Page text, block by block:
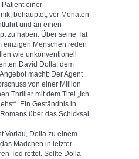
Patient einer
behauptet, vor Monaten
und an einen
zu haben. Über seine Tat
einzigen Menschen reden
wie unkonventionell
David Dolla, dem
macht: Der Agent
von einer Million
Thriller mit dem Titel „Ich
Ein Geständnis in
über das Schicksal
Vorlau, Dolla zu einem
Mädchen in letzter
Tod rettet. Sollte Dolla